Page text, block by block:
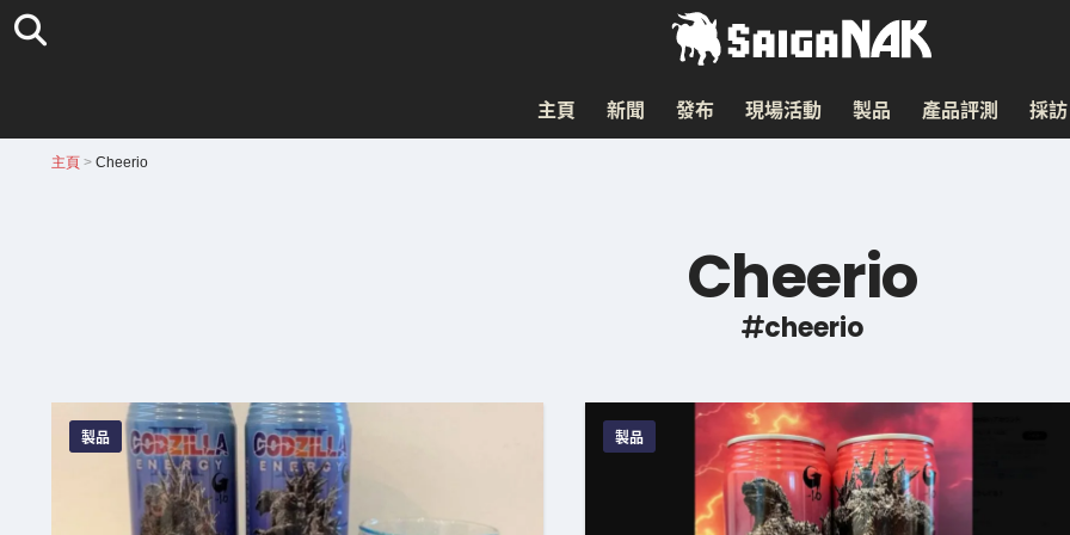
主頁 新聞 發布 現場活動 製品 產品評測 採訪
主頁> Cheerio
Cheerio
cheerio
製品 製品